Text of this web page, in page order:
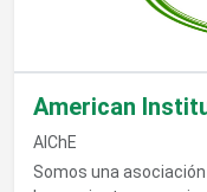
American
AIChE
Somos una